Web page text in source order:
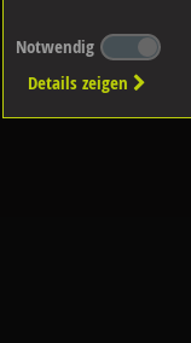
Notwendig
Details zeigen